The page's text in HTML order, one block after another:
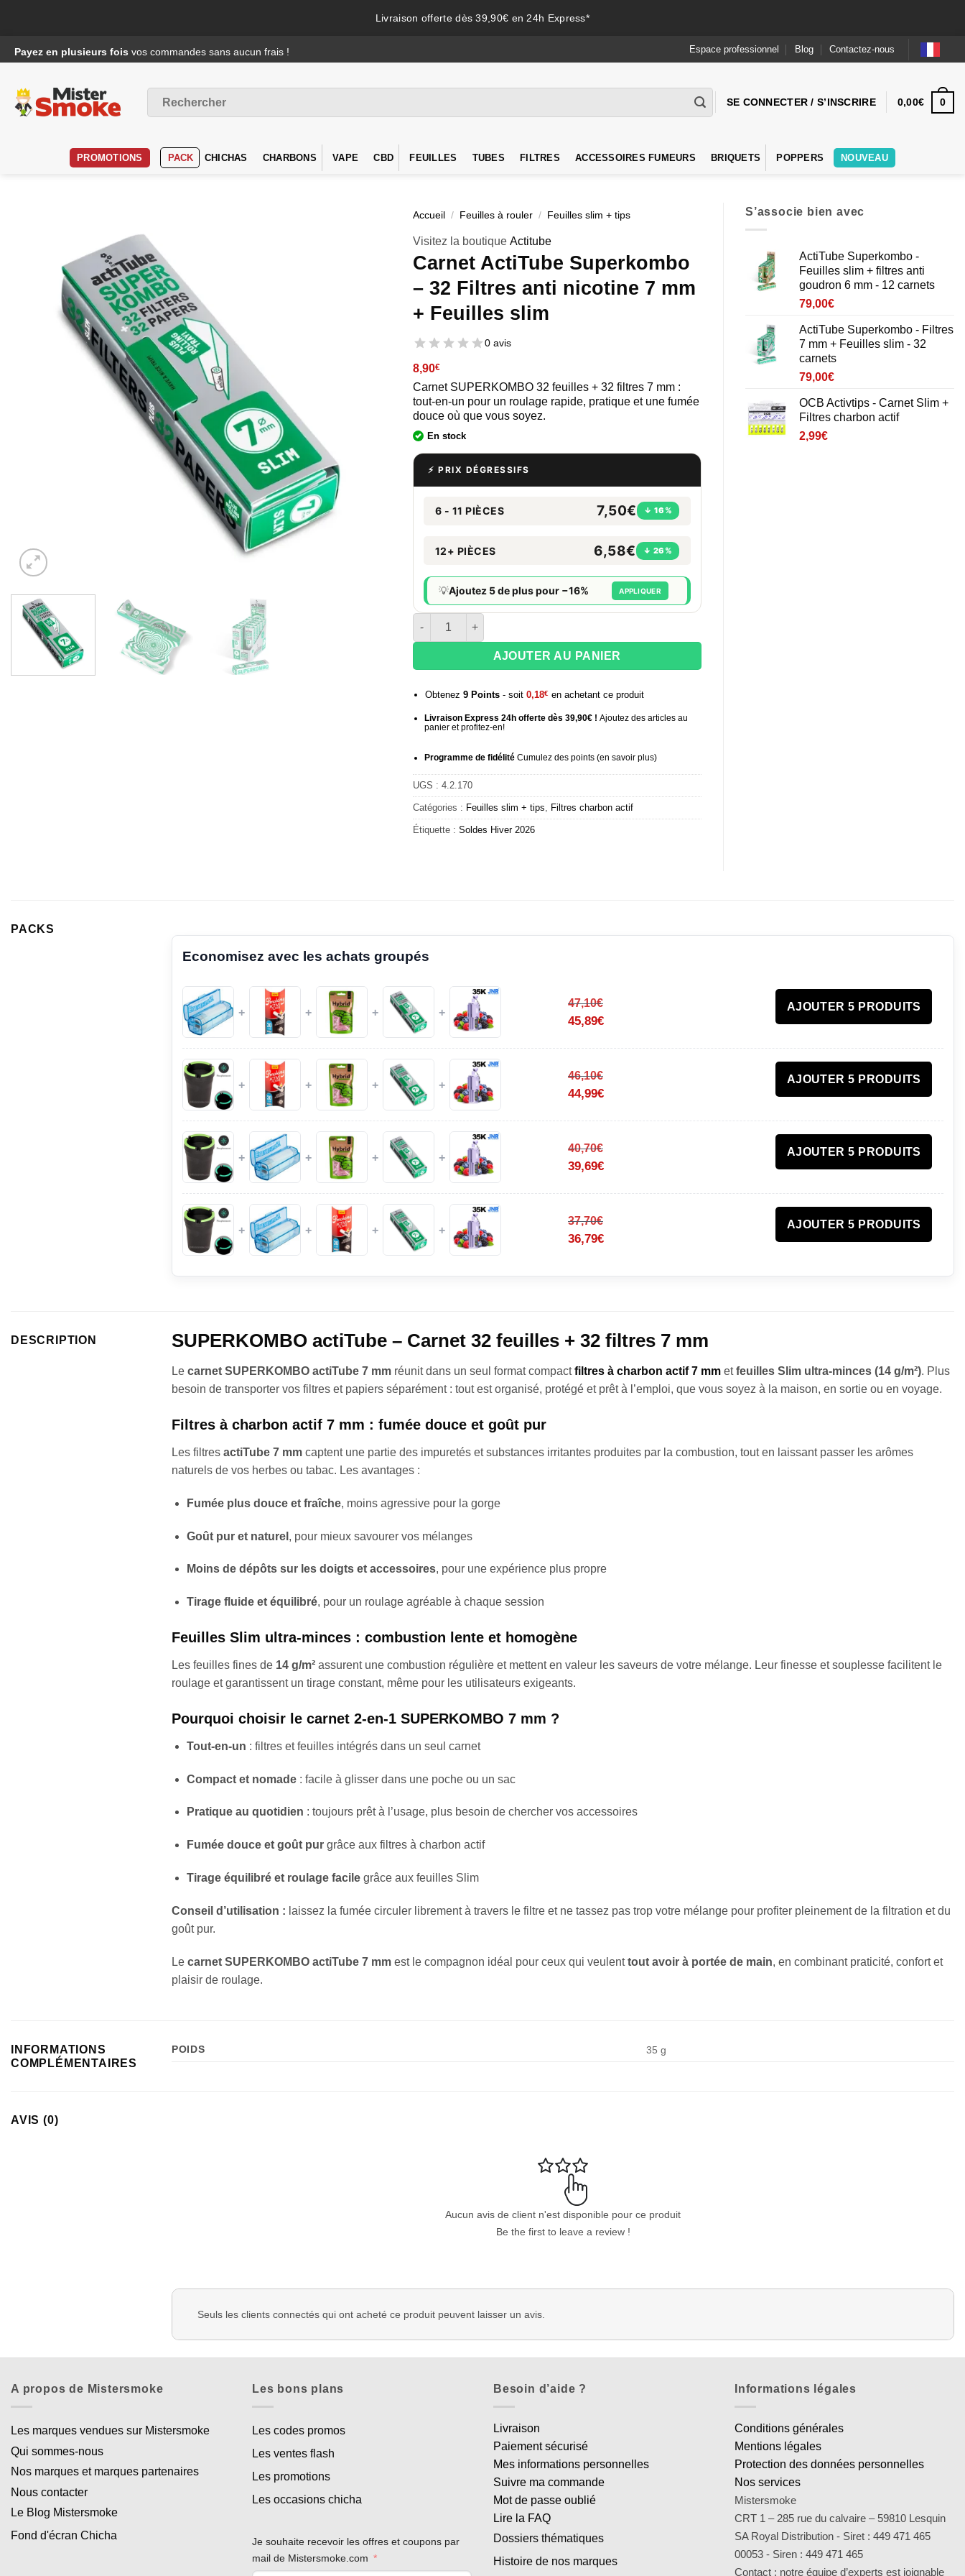
Livraison offerte dès 39,90€ en 24h Express*
au
Payez en plusieurs fois vos commandes sans aucun frais ! Espace professionnel Blog Contactez-nous
pour :
SE CONNECTER / S’INSCRIRE 0,00€ 0
PROMOTIONS PACK CHICHAS CHARBONS VAPE CBD FEUILLES TUBES FILTRES ACCESSOIRES FUMEURS BRIQUETS POPPERS NOUVEAU
Accueil / Feuilles à rouler / Feuilles slim + tips
Visitez la boutique Actitube
Carnet ActiTube Superkombo
– 32 Filtres anti nicotine 7 mm
+ Feuilles slim
0 avis
8,90€
Carnet SUPERKOMBO 32 feuilles + 32 filtres 7 mm :
tout-en-un pour un roulage rapide, pratique et une fumée
douce où que vous soyez.
En stock
⚡ PRIX DÉGRESSIFS
6 - 11 PIÈCES 7,50€ ↓ 16%
12+ PIÈCES 6,58€ ↓ 26%
💡Ajoutez 5 de plus pour −16% APPLIQUER
quantité de Carnet ActiTube Superkombo - 32 Filtres anti nicotine 7 mm + Feuilles slim
AJOUTER AU PANIER
Obtenez 9Points- soit 0,18€ en achetant ce produit
Livraison Express 24h offerte dès 39,90€ ! Ajoutez des articles au
panier et profitez-en!
Programme de fidélitéCumulez des points (en savoir plus)
UGS : 4.2.170
Catégories : Feuilles slim + tips Filtres charbon actif
Étiquette : Soldes Hiver 2026
S’associe bien avec
ActiTube Superkombo -
Feuilles slim + filtres anti
goudron 6 mm - 12 carnets
79,00€
ActiTube Superkombo - Filtres
7 mm + Feuilles slim - 32
carnets
79,00€
OCB Activtips - Carnet Slim +
Filtres charbon actif
2,99€
PACKS
Economisez avec les achats groupés
+ + + +
47,10€
45,89€
AJOUTER 5 PRODUITS
+ + + +
46,10€
44,99€
AJOUTER 5 PRODUITS
+ + + +
40,70€
39,69€
AJOUTER 5 PRODUITS
+ + + +
37,70€
36,79€
AJOUTER 5 PRODUITS
DESCRIPTION SUPERKOMBO actiTube – Carnet 32 feuilles + 32 filtres 7 mm
Le carnet SUPERKOMBO actiTube 7 mm réunit dans un seul format compactfiltres à charbon actif 7 mm etfeuilles Slim ultra-minces (14 g/m²). Plus
besoin de transporter vos filtres et papiers séparément : tout est organisé, protégé et prêt à l’emploi, que vous soyez à la maison, en sortie ou en voyage.
Filtres à charbon actif 7 mm : fumée douce et goût pur
Les filtres actiTube 7 mm captent une partie des impuretés et substances irritantes produites par la combustion, tout en laissant passer les arômes
naturels de vos herbes ou tabac. Les avantages :
Fumée plus douce et fraîche, moins agressive pour la gorge
Goût pur et naturel , pour mieux savourer vos mélanges
Moins de dépôts sur les doigts et accessoires, pour une expérience plus propre
Tirage fluide et équilibré, pour un roulage agréable à chaque session
Feuilles Slim ultra-minces : combustion lente et homogène
Les feuilles fines de 14 g/m² assurent une combustion régulière et mettent en valeur les saveurs de votre mélange. Leur finesse et souplesse facilitent le
roulage et garantissent un tirage constant, même pour les utilisateurs exigeants.
Pourquoi choisir le carnet 2-en-1 SUPERKOMBO 7 mm ?
Tout-en-un : filtres et feuilles intégrés dans un seul carnet
Compact et nomade: facile à glisser dans une poche ou un sac
Pratique au quotidien : toujours prêt à l’usage, plus besoin de chercher vos accessoires
Fumée douce et goût purgrâce aux filtres à charbon actif
Tirage équilibré et roulage facilegrâce aux feuilles Slim
Conseil d’utilisation : laissez la fumée circuler librement à travers le filtre et ne tassez pas trop votre mélange pour profiter pleinement de la filtration et du
goût pur.
Le carnet SUPERKOMBO actiTube 7 mm est le compagnon idéal pour ceux qui veulenttout avoir à portée de main, en combinant praticité, confort et
plaisir de roulage.
INFORMATIONS
COMPLÉMENTAIRES
POIDS 35 g
AVIS (0)
Aucun avis de client n'est disponible pour ce produit
Be the first to leave a review !
Seuls les clients connectés qui ont acheté ce produit peuvent laisser un avis.
A propos de Mistersmoke
Les marques vendues sur Mistersmoke
Qui sommes-nous
Nos marques et marques partenaires
Nous contacter
Le Blog Mistersmoke
Fond d'écran Chicha
Les bons plans
Les codes promos
Les ventes flash
Les promotions
Les occasions chicha
Je souhaite recevoir les offres et coupons par
mail de Mistersmoke.com
Besoin d’aide ?
Livraison
Paiement sécurisé
Mes informations personnelles
Suivre ma commande
Mot de passe oublié
Lire la FAQ
Dossiers thématiques
Histoire de nos marques
Informations légales
Conditions générales
Mentions légales
Protection des données personnelles
Nos services
Mistersmoke
CRT 1 – 285 rue du calvaire – 59810 Lesquin
SA Royal Distribution - Siret : 449 471 465
00053 - Siren : 449 471 465
Contact : notre équipe d’experts est joignable